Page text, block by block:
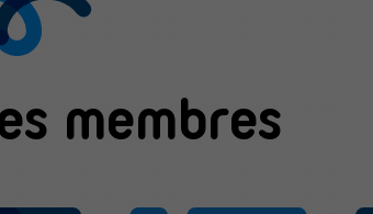
membres